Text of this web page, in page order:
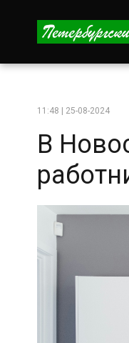
11:48 | 25-08-2024
В